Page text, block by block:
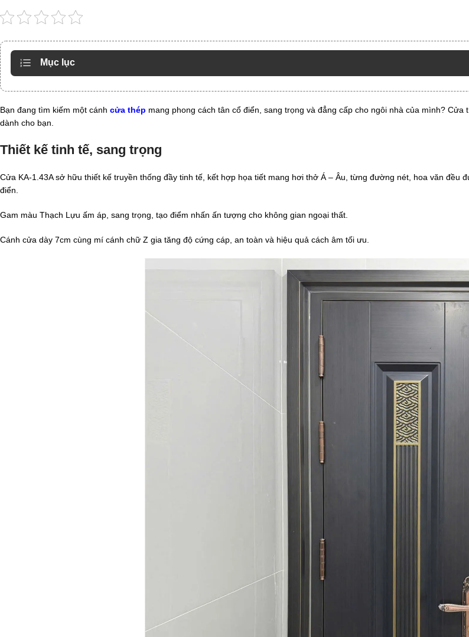
Mục lục
Bạn đang tìm kiếm một cánh cửa thép mang phong cách tân cổ điển, sang trọng và đẳng cấp cho ngôi nhà của mình?
dành cho bạn.
Thiết kế tinh tế, sang trọng
Cửa KA-1.43A sở hữu thiết kế truyền thống đầy tinh tế, kết hợp họa tiết mang hơi thở Á – Âu, từng đường nét, hoa văn đều
điển.
Gam màu Thạch Lựu ấm áp, sang trọng, tạo điểm nhấn ấn tượng cho không gian ngoại thất.
Cánh cửa dày 7cm cùng mí cánh chữ Z gia tăng độ cứng cáp, an toàn và hiệu quả cách âm tối ưu.